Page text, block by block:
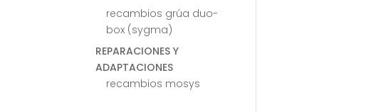
recambios grúa duo-
box (sygma)
REPARACIONES Y
ADAPTACIONES
recambios mosys